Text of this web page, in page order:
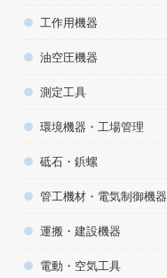
工作用機器
油空圧機器
測定工具
環境機器・工場管理
砥石・鋲螺
管工機材・電気制御機器
運搬・建設機器
電動・空気工具